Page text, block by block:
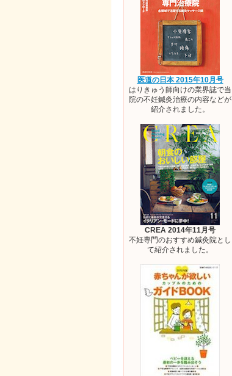
医道の日本 2015年10月号
はりきゅう師向けの業界誌で当
院の不妊鍼灸治療の内容などが
紹介されました。
CREA 2014年11月号
不妊専門のおすすめ鍼灸院とし
て紹介されました。